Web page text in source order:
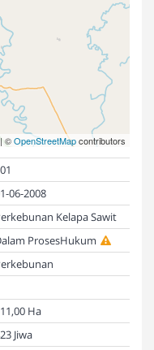
| ©OpenStreetMapcontributors
06-2008
Kelapa Sawit
ProsesHukum
Ha
Jiwa